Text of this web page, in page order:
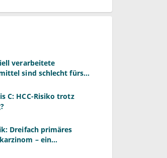
verarbeitete
sind schlecht fürs
C: HCC-Risiko trotz
Dreifach primäres
– ein